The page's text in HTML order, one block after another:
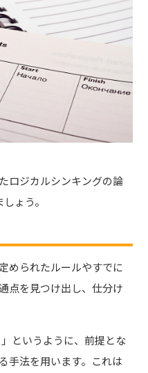
ロジカルシンキングの論
ょう。
められたルールやすでに
点を見つけ出し、仕分け
というように、前提とな
手法を用います。これは